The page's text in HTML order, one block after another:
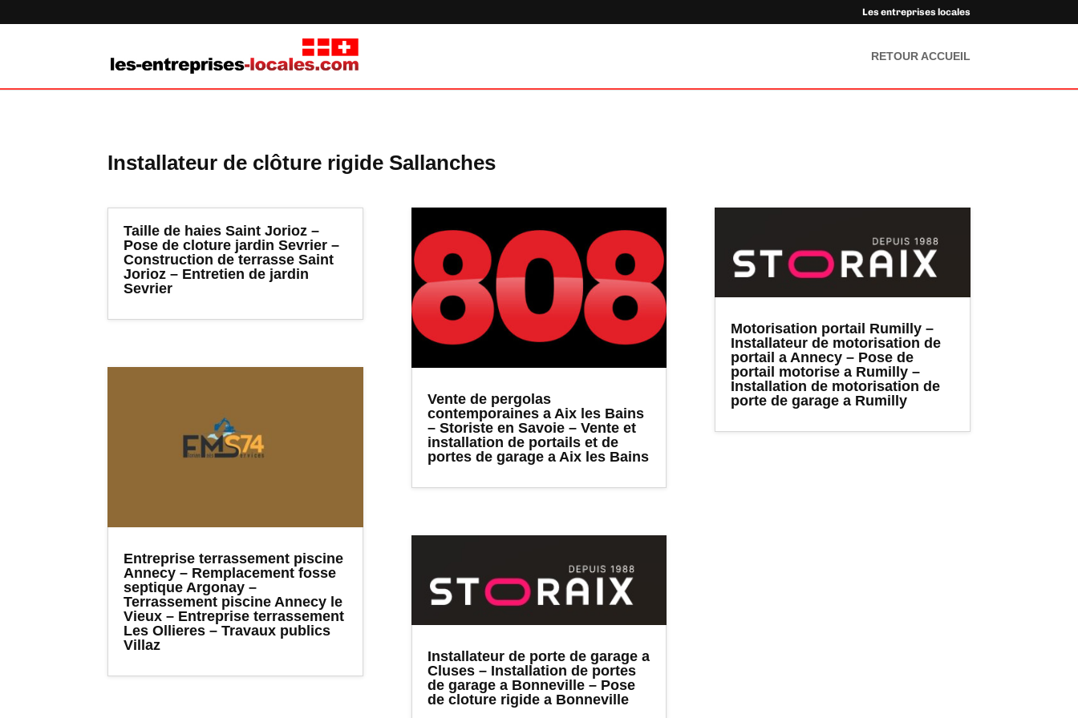
Les entreprises locales
RETOUR ACCUEIL
Installateur de clôture rigide Sallanches
Taille de haies Saint Jorioz –
Pose de cloture jardin Sevrier –
Construction de terrasse Saint
Jorioz – Entretien de jardin
Sevrier
Entreprise terrassement piscine
Annecy – Remplacement fosse
septique Argonay –
Terrassement piscine Annecy le
Vieux – Entreprise terrassement
Les Ollieres – Travaux publics
Villaz
Vente de pergolas
contemporaines a Aix les Bains
– Storiste en Savoie – Vente et
installation de portails et de
portes de garage a Aix les Bains
Installateur de porte de garage a
Cluses – Installation de portes
de garage a Bonneville – Pose
de cloture rigide a Bonneville
Motorisation portail Rumilly –
Installateur de motorisation de
portail a Annecy – Pose de
portail motorise a Rumilly –
Installation de motorisation de
porte de garage a Rumilly